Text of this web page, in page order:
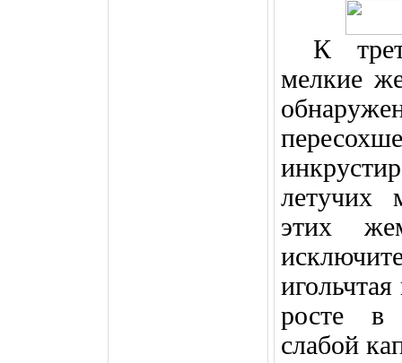
К
мелкие
летучих
этих
росте в
слабой